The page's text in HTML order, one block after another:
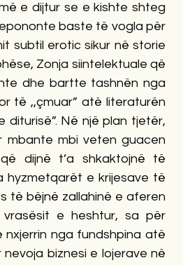
e dijtur se e kishte shteg
baste të vogla për
subtil erotic sikur në storie
Zonja siintelektuale që
dhe bartte tashnën nga
të ,,çmuar” atë literaturën
Në një plan tjetër,
mbante mbi veten guacen
dijnë t’a shkaktojnë të
hyzmetqarët e krijesave të
të bëjnë zallahinë e aferen
e heshtur, sa për
nga fundshpina atë
biznesi e lojerave në